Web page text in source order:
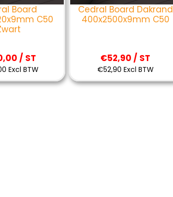
Board
C50
/ ST
Excl BTW
Cedral Board Dakrand
400x2500x9mm C50
€52,90 / ST
€52,90 Excl BTW